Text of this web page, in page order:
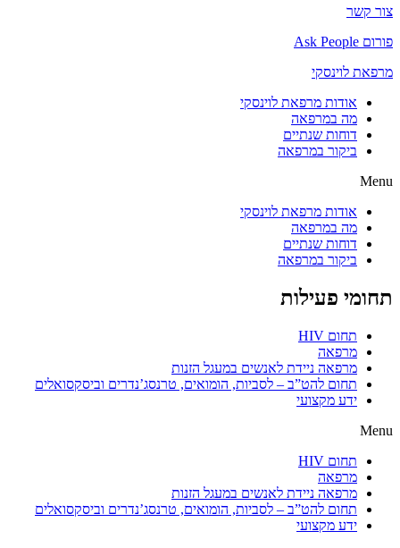
צור קשר
פורום Ask People
מרפאת לוינסקי
אודות מרפאת לוינסקי
מה במרפאה
דוחות שנתיים
ביקור במרפאה
Menu
אודות מרפאת לוינסקי
מה במרפאה
דוחות שנתיים
ביקור במרפאה
תחומי פעילות
תחום HIV
מרפאה
מרפאה ניידת לאנשים במעגל הזנות
תחום להט”ב – לסביות, הומואים, טרנסג’נדרים וביסקסואלים
ידע מקצועי
Menu
תחום HIV
מרפאה
מרפאה ניידת לאנשים במעגל הזנות
תחום להט”ב – לסביות, הומואים, טרנסג’נדרים וביסקסואלים
ידע מקצועי